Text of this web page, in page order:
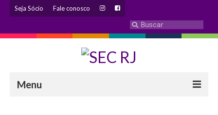
Seja Sócio Fale conosco
Menu